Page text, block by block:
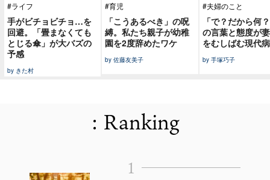
#ライフ
手がビチョビチョ…を
回避。「畳まなくても
とじる傘」が大バズの
予感
by きた村
#育児
「こうあるべき」の呪
縛。私たち親子が幼稚
園を2度辞めたワケ
by 佐藤友美子
#夫婦のこと
「で？だから何
の言葉と態度が
をむしばむ現代病
by 手塚巧子
: Ranking
1